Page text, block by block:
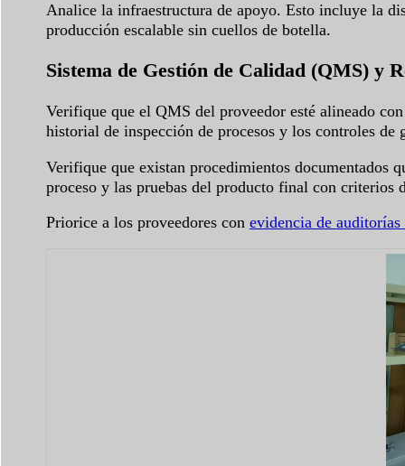
Analice la infraestructura de apoyo. Esto incluye la
producción escalable sin cuellos de botella.
Sistema de Gestión de Calidad (QMS) y
Verifique que el QMS del proveedor esté alineado
historial de inspección de procesos y los controles de
Verifique que existan procedimientos documentados
proceso y las pruebas del producto final con criterios
Priorice a los proveedores con evidencia de auditorías